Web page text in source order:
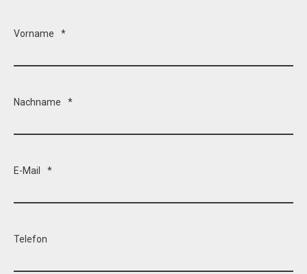
Vorname *
Nachname *
E-Mail *
Telefon